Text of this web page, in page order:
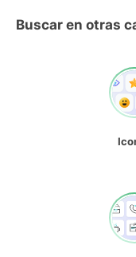
Buscar en otras